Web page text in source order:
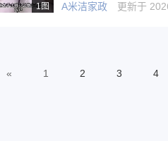
1图 A米洁家政 更新于
« 1 2 3 4